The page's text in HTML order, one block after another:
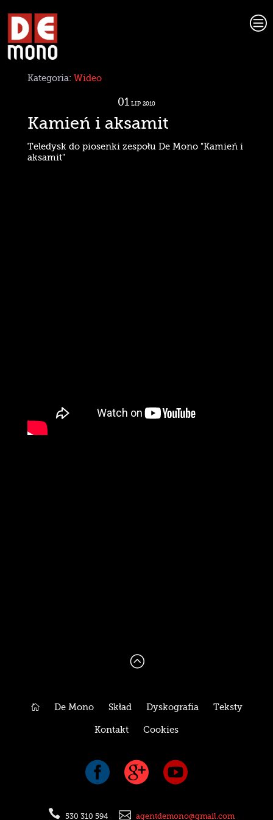
c
Kategoria: Wideo
01 LIP 2010
Kamień i aksamit
Teledysk do piosenki zespołu De Mono "Kamień i
aksamit"
:
 De Mono Skład Dyskografia Teksty
Kontakt Cookies
  
 530 310 594  agentdemono@gmail.com